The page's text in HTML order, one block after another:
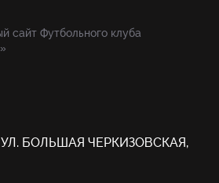
сайт Футбольного клуба
УЛ. БОЛЬШАЯ ЧЕРКИЗОВСКАЯ,